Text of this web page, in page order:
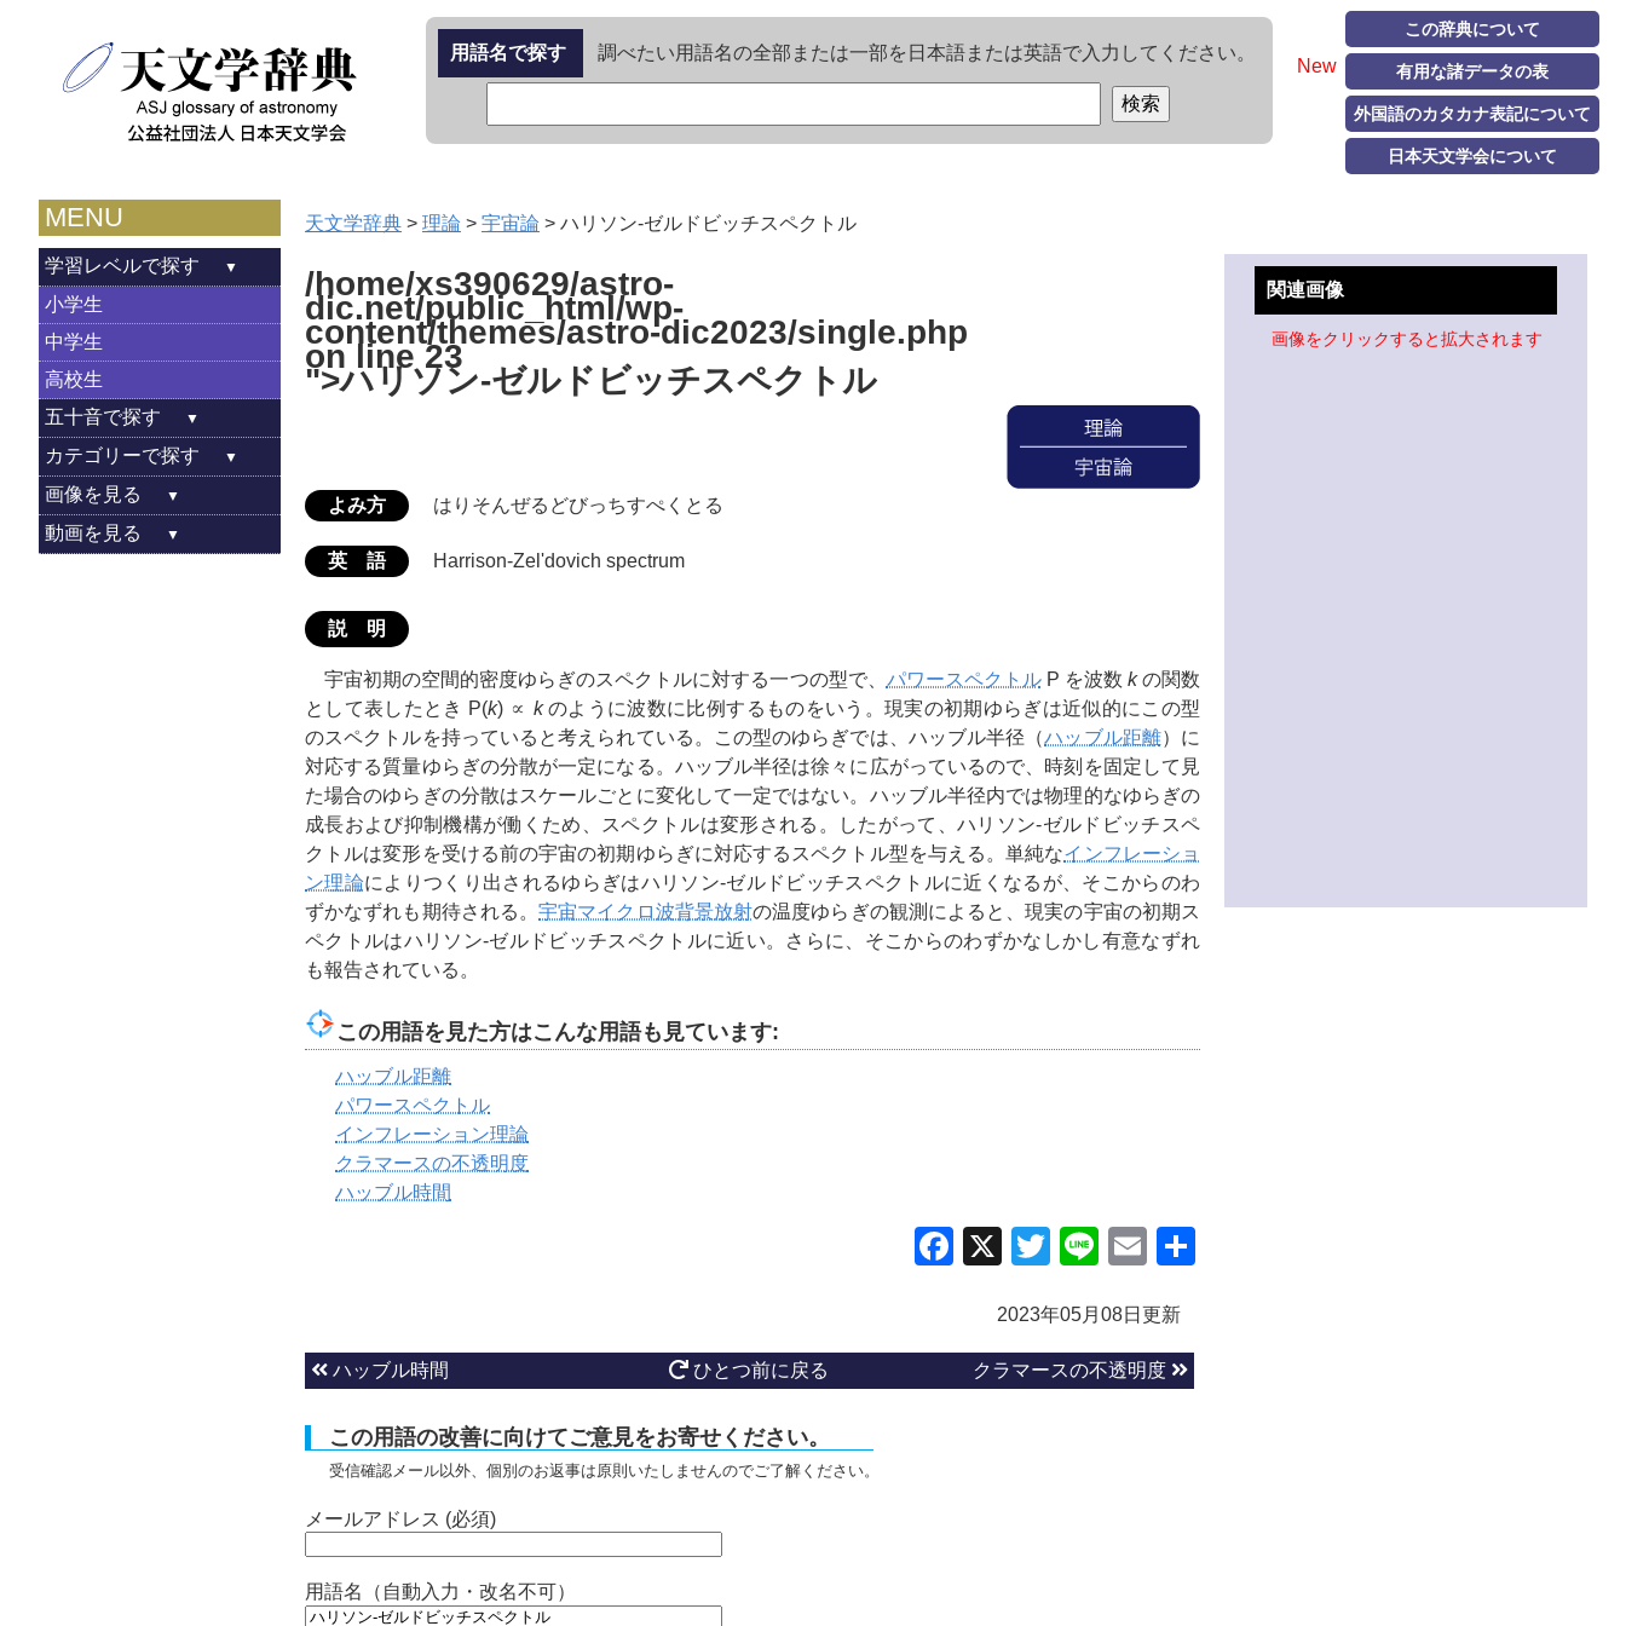
New
この辞典について
有用な諸データの表
外国語のカタカナ表記について
日本天文学会について
用語名で探す 調べたい用語名の全部または一部を日本語または英語で入力してください。
MENU
学習レベルで探す
小学生
中学生
高校生
五十音で探す
カテゴリーで探す
画像を見る
動画を見る
天文学辞典 > 理論 > 宇宙論 > ハリソン-ゼルドビッチスペクトル
/home/xs390629/astro-
dic.net/public_html/wp-
content/themes/astro-dic2023/single.php
on line23
">ハリソン-ゼルドビッチスペクトル
よみ方 はりそんぜるどびっちすぺくとる
英 語 Harrison-Zel'dovich spectrum
説 明
宇宙初期の空間的密度ゆらぎのスペクトルに対する一つの型で、 パワースペクトルP を波数 kの関数
として表したとき P(k) ∝ kのように波数に比例するものをいう。現実の初期ゆらぎは近似的にこの型
のスペクトルを持っていると考えられている。この型のゆらぎでは、ハッブル半径（ハッブル距離）に
対応する質量ゆらぎの分散が一定になる。ハッブル半径は徐々に広がっているので、時刻を固定して見
た場合のゆらぎの分散はスケールごとに変化して一定ではない。ハッブル半径内では物理的なゆらぎの
成長および抑制機構が働くため、スペクトルは変形される。したがって、ハリソン-ゼルドビッチスペ
クトルは変形を受ける前の宇宙の初期ゆらぎに対応するスペクトル型を与える。単純なインフレーショ
ン理論によりつくり出されるゆらぎはハリソン-ゼルドビッチスペクトルに近くなるが、そこからのわ
ずかなずれも期待される。宇宙マイクロ波背景放射の温度ゆらぎの観測によると、現実の宇宙の初期ス
ペクトルはハリソン-ゼルドビッチスペクトルに近い。さらに、そこからのわずかなしかし有意なずれ
も報告されている。
この用語を見た方はこんな用語も見ています:
ハッブル距離
パワースペクトル
インフレーション理論
クラマースの不透明度
ハッブル時間
Facebook
X TwitterLineEmail
2023年05月08日更新
ハッブル時間 ひとつ前に戻る クラマースの不透明度
この用語の改善に向けてご意見をお寄せください。
受信確認メール以外、個別のお返事は原則いたしませんのでご了解ください。
メールアドレス (必須)
用語名（自動入力・改名不可）
関連画像
画像をクリックすると拡大されます